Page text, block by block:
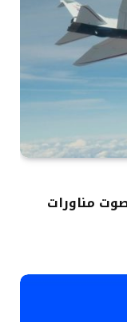
مناورات